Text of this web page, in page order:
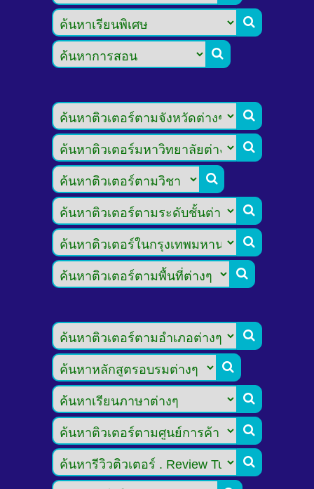












